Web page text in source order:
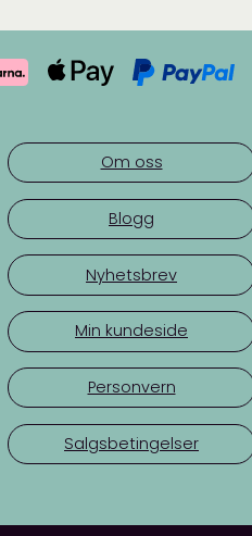
Om oss
Blogg
Nyhetsbrev
Min kundeside
Personvern
Salgsbetingelser